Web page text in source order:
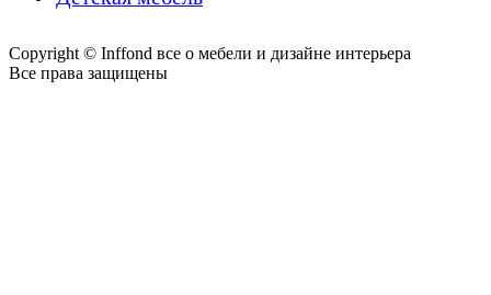
Copyright © Inffond все о мебели и дизайне интерьера
Все права защищены